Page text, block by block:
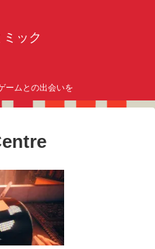
ック
ームとの出会いを